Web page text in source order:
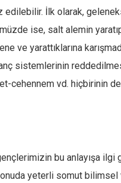
edilebilir. İlk olarak,
ise, salt alemin
ve yarattıklarına
sistemlerinin
cehennem vd. hiçbirinin
bu anlayışa ilgi
yeterli somut bilimsel